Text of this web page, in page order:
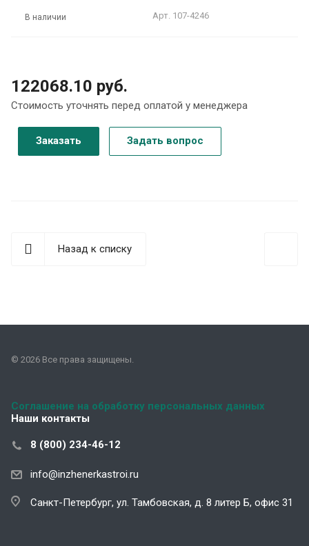
В наличии Арт. 107-4246
122068.10 руб.
Стоимость уточнять перед оплатой у менеджера
Заказать Задать вопрос
Назад к списку
© 2026 Все права защищены.
Соглашение на обработку персональных данных
Наши контакты
8 (800) 234-46-12
info@inzhenerkastroi.ru
Санкт-Петербург, ул. Тамбовская, д. 8 литер Б, офис 31